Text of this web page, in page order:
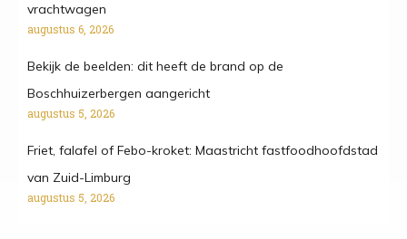
vrachtwagen
augustus 6, 2026
Bekijk de beelden: dit heeft de brand op de
Boschhuizerbergen aangericht
augustus 5, 2026
Friet, falafel of Febo-kroket: Maastricht fastfoodhoofdstad
van Zuid-Limburg
augustus 5, 2026